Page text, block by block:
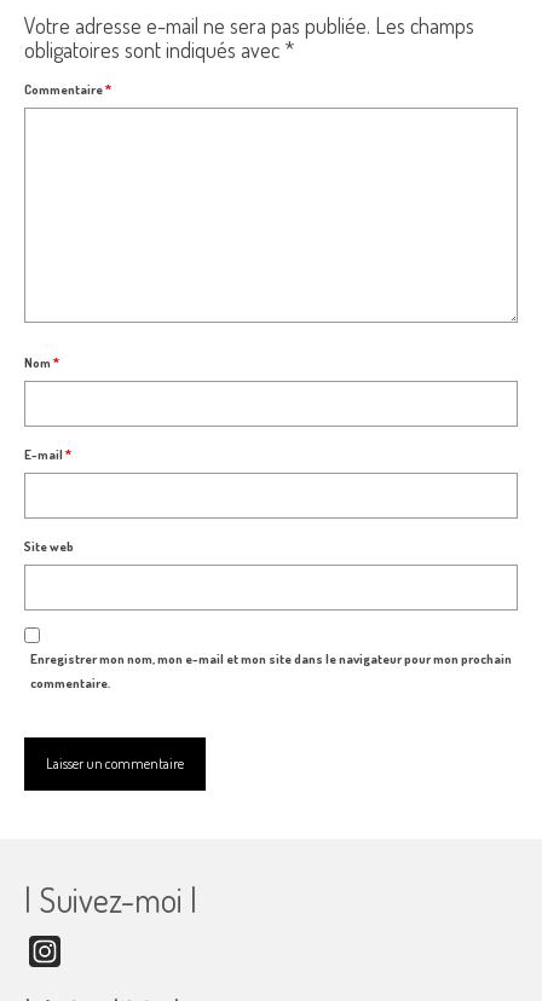
Votre adresse e-mail ne sera pas publiée. Les champs
obligatoires sont indiqués avec *
Commentaire*
Nom *
E-mail*
Site web
Enregistrer mon nom, mon e-mail et mon site dans le navigateur pour mon prochain
commentaire.
| Suivez-moi |